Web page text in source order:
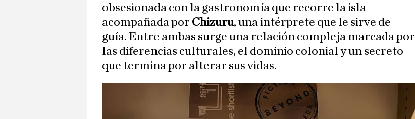
obsesionada con la gastronomía que recorre la isla
acompañada por Chizuru, una intérprete que le sirve de
guía. Entre ambas surge una relación compleja marcada por
las diferencias culturales, el dominio colonial y un secreto
que termina por alterar sus vidas.